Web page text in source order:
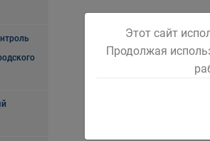
Этот сайт
Продолжая